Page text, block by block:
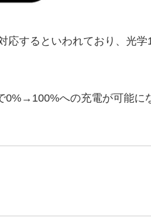
応するといわれており、光学
0%→100%への充電が可能に